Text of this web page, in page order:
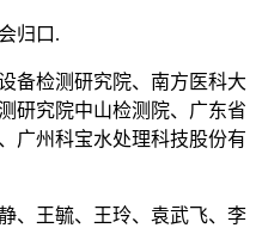
归口.
备检测研究院、南方医科大
研究院中山检测院、广东省
广州科宝水处理科技股份有
、王毓、王玲、袁武飞、李